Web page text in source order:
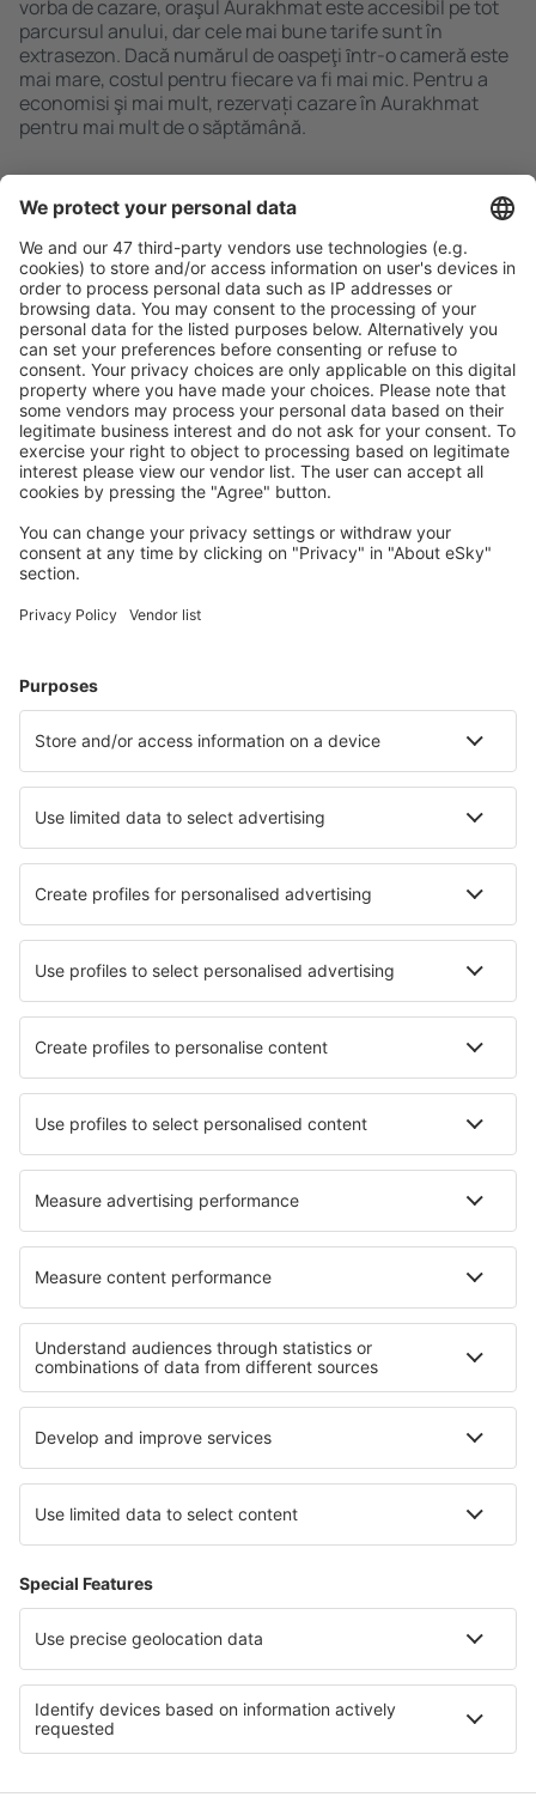
vorba de cazare, oraşul Aurakhmat este accesibil pe tot
parcursul anului, dar cele mai bune tarife sunt în
extrasezon. Dacă numărul de oaspeţi ȋntr-o cameră este
mai mare, costul pentru fiecare va fi mai mic. Pentru a
economisi şi mai mult, rezervați cazare în Aurakhmat
pentru mai mult de o săptămână.
Caută rapid şi uşor
Ofertă adaptată aşteptărilor tale.
Planifică ȋn siguranţă
Rezervare fără griji cu opțiune gratuită de anulare.
Economiseşte mai mult
Prețuri atractive și oferte speciale pentru utilizatorii
conectați.
Cazarea preferată
apartamente și altele.
Cele mai căutate cazări de către utilizatorii eSky
Cazare în Uzbekistan - Orașe populare
Cazare în Tașkent Cazare în Khiva
Cazare în Samarkand Cazare în Bukhara
Cazare în Khasanbay Cazare în Qo‘qon
Cazare în Andijan
Cele mai bune locuri de cazare - orașe
Cazare în Osijek Cazare în Knokke-Heist
Cazare în Konye-Urgench Cazare în Prinés
Cazare în Little Chute Cazare în Serrejon
Cazare în Strandebarm Cazare în Huacalera
Cele mai bune locuri de cazare - regiuni
Cazare in Fjords Region
Cazare în Slovacia Cazare în Bolivar